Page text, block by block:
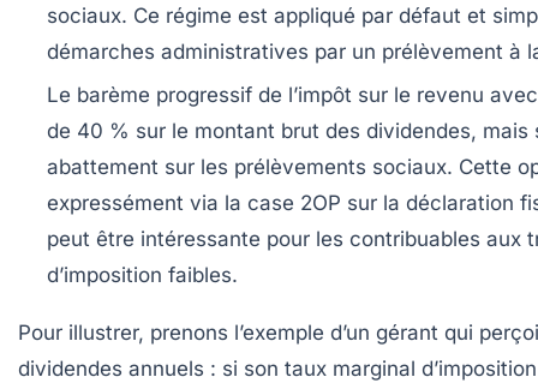
sociaux. Ce régime est appliqué par défaut et
démarches administratives par un prélèvement à
Le barème progressif de l’impôt sur le revenu
de 40 % sur le montant brut des dividendes, mais
abattement sur les prélèvements sociaux. Cette
expressément via la case 2OP sur la déclaration
peut être intéressante pour les contribuables aux
d’imposition faibles.
Pour illustrer, prenons l’exemple d’un gérant qui
dividendes annuels : si son taux marginal